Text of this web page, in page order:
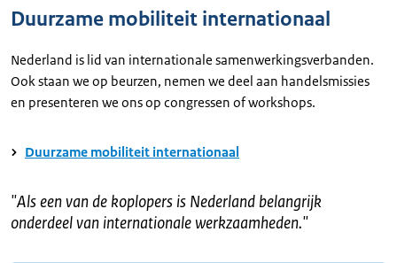
Duurzame mobiliteit internationaal
Nederland is lid van internationale samenwerkingsverbanden.
Ook staan we op beurzen, nemen we deel aan handelsmissies
en presenteren we ons op congressen of workshops.
Duurzame mobiliteit internationaal
"Als een van de koplopers is Nederland belangrijk
onderdeel van internationale werkzaamheden."